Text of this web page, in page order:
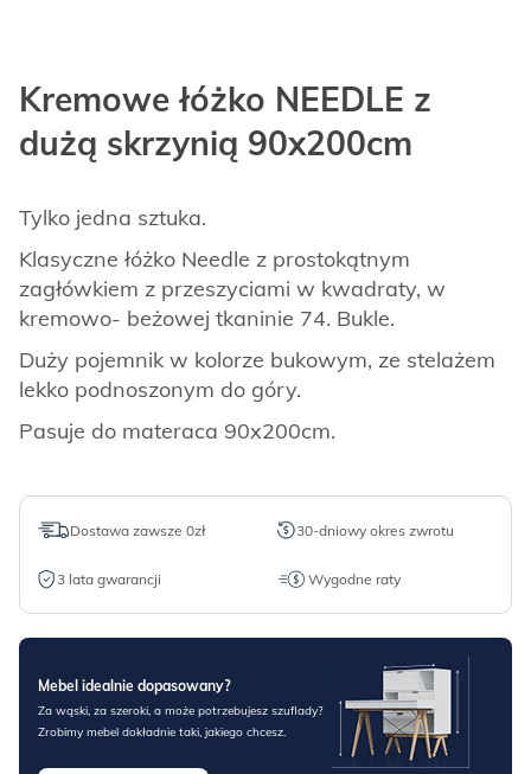
Kremowe łóżko NEEDLE z
dużą skrzynią 90x200cm
Tylko jedna sztuka.
Klasyczne łóżko Needle z prostokątnym
zagłówkiem z przeszyciami w kwadraty, w
kremowo- beżowej tkaninie 74. Bukle.
Duży pojemnik w kolorze bukowym, ze stelażem
lekko podnoszonym do góry.
Pasuje do materaca 90x200cm.
Dostawa zawsze 0zł 30-dniowy okres zwrotu
3 lata gwarancji Wygodne raty
Mebel idealnie dopasowany?
Za wąski, za szeroki, a może potrzebujesz szuflady?
Zrobimy mebel dokładnie taki, jakiego chcesz.